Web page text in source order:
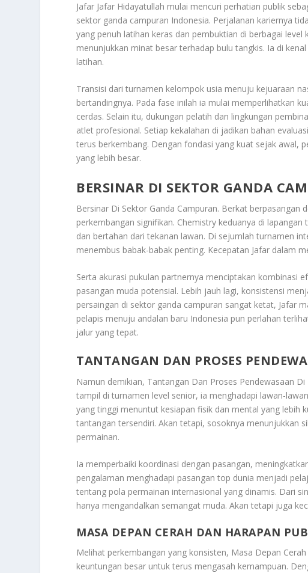
Jafar Jafar Hidayatullah mulai mencuri perhatian publik
sektor ganda campuran Indonesia. Perjalanan kariernya
yang penuh latihan keras dan pembuktian di berbagai level
menunjukkan minat besar terhadap bulu tangkis. Ia di
latihan.
Transisi dari turnamen kelompok usia menuju kejuaraan
bertandingnya. Pada fase inilah ia mulai memperlihatkan
cerdas. Selain itu, dukungan pelatih dan lingkungan
atlet profesional. Setiap kekalahan di jadikan bahan
terus berkembang. Dengan fondasi yang kuat sejak awal,
yang lebih besar.
BERSINAR DI SEKTOR GANDA
Bersinar Di Sektor Ganda Campuran. Berkat berpasangan
perkembangan signifikan. Chemistry keduanya di
dan bertahan dari tekanan lawan. Di sejumlah turnamen
menembus babak-babak penting. Kecepatan Jafar dalam
Serta akurasi pukulan partnernya menciptakan kombinasi
pasangan muda potensial. Lebih jauh lagi, konsistensi
persaingan di sektor ganda campuran sangat ketat, Jafar
pelapis menuju andalan baru Indonesia pun perlahan
jalur yang tepat.
TANTANGAN DAN PROSES
Namun demikian, Tantangan Dan Proses Pendewasaan
tampil di turnamen level senior, ia menghadapi lawan-
yang tinggi menuntut kesiapan fisik dan mental yang lebih
tantangan tersendiri. Akan tetapi, sosoknya menunjukkan
permainan.
Ia memperbaiki koordinasi dengan pasangan,
pengalaman menghadapi pasangan top dunia menjadi
tentang pola permainan internasional yang dinamis. Dari
hanya mengandalkan semangat muda. Akan tetapi juga
MASA DEPAN CERAH DAN HARAPAN
Melihat perkembangan yang konsisten, Masa Depan
keuntungan besar untuk terus mengasah kemampuan.